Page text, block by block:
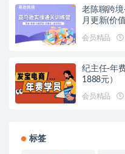
老陈聊跨
月更新(价
会员精品
纪主任-年
1888元）
会员精品
标签